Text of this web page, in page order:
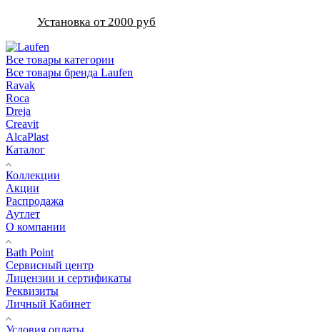
Установка от 2000 руб
Все товары категории
Все товары бренда Laufen
Ravak
Roca
Dreja
Creavit
AlcaPlast
Каталог
Коллекции
Акции
Распродажа
Аутлет
О компании
Bath Point
Сервисный центр
Лицензии и сертификаты
Реквизиты
Личный Кабинет
Условия оплаты